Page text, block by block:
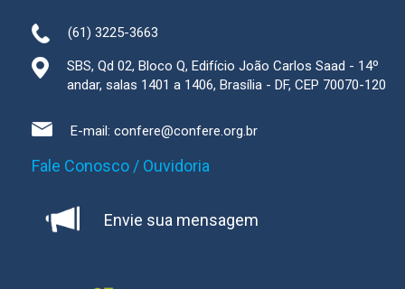
(61) 3225-3663
SBS, Qd 02, Bloco Q, Edifício João Carlos Saad - 14º
andar, salas 1401 a 1406, Brasília - DF, CEP 70070-120
E-mail: confere@confere.org.br
Fale Conosco / Ouvidoria
Envie sua mensagem